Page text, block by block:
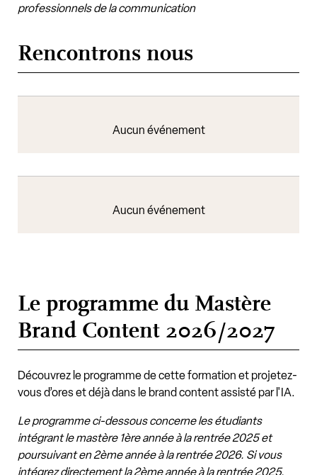
professionnels de la communication
Rencontrons nous
Aucun événement
Aucun événement
Le programme du Mastère
Brand Content 2026/2027
Découvrez le programme de cette formation et projetez-
vous d’ores et déjà dans le brand content assisté par l'IA.
Le programme ci-dessous concerne les étudiants
intégrant le mastère 1ère année à la rentrée 2025 et
poursuivant en 2ème année à la rentrée 2026. Si vous
intégrez directement la 2ème année à la rentrée 2025,